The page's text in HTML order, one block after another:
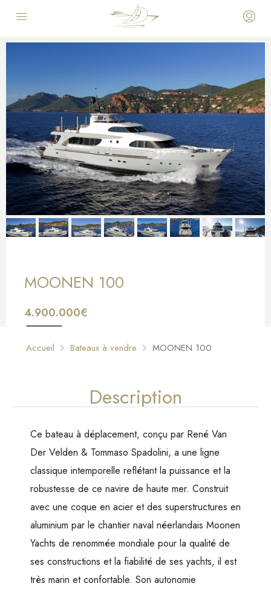
MOONEN 100
4.900.000€
Accueil Bateaux à vendre MOONEN 100
Description
Ce bateau à déplacement, conçu par René Van
Der Velden & Tommaso Spadolini, a une ligne
classique intemporelle reflétant la puissance et la
robustesse de ce navire de haute mer. Construit
avec une coque en acier et des superstructures en
aluminium par le chantier naval néerlandais Moonen
Yachts de renommée mondiale pour la qualité de
ses constructions et la fiabilité de ses yachts, il est
très marin et confortable. Son autonomie